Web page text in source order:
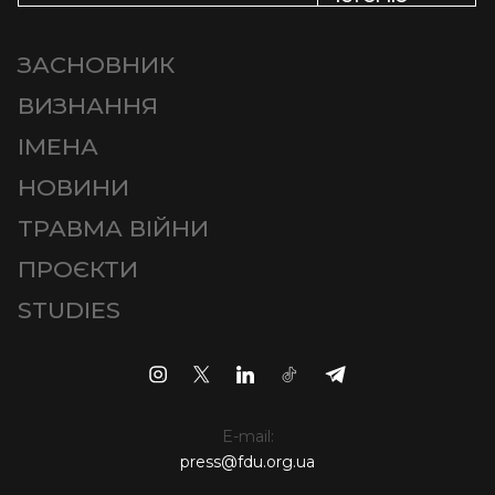
ЗАСНОВНИК
ВИЗНАННЯ
ІМЕНА
НОВИНИ
ТРАВМА ВІЙНИ
ПРОЄКТИ
STUDIES
E-mail:
press@fdu.org.ua